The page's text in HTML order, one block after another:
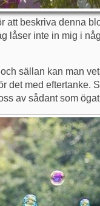
att beskriva denna
låser inte in mig i
sällan kan man
det med eftertanke.
av sådant som